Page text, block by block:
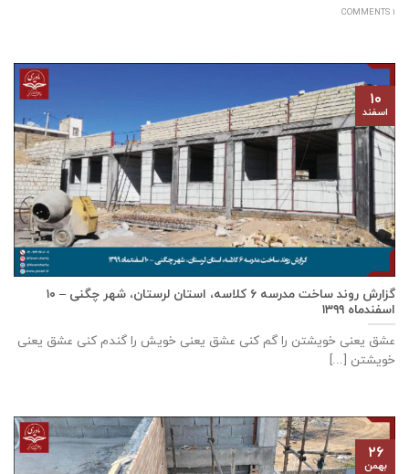
1 COMMENTS
گزارش روند ساخت مدرسه ٦ كلاسه، استان لرستان، شهر چگنی – ۱۰
اسفندماه ۱۳۹۹
عشق يعنی خويشتن را گم كنی عشق يعنی خويش را گندم كنی عشق يعنی
خويشتن [...]
۱۰
اسفند
۲۶
بهمن